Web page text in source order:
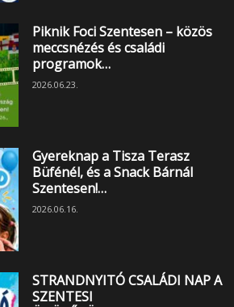
Piknik Foci Szentesen – közös
meccsnézés és családi
programok…
2026.06.23.
Gyereknap a Tisza Terasz
Büfénél, és a Snack Bárnál
Szentesen!…
2026.06.16.
STRANDNYITÓ CSALÁDI NAP A
SZENTESI